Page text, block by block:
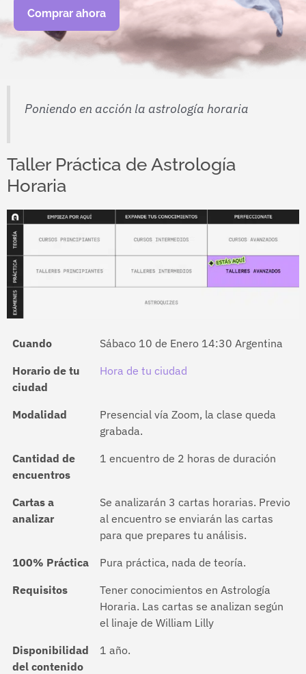
Poniendo en acción la astrología horaria
Taller Práctica de Astrología
Horaria
Cuando
Sábaco 10 de Enero 14:30 Argentina
Horario de tu
ciudad
Hora de tu ciudad
Modalidad
Presencial vía Zoom, la clase queda
grabada.
Cantidad de
encuentros
1 encuentro de 2 horas de duración
Cartas a
analizar
Se analizarán 3 cartas horarias. Previo
al encuentro se enviarán las cartas
para que prepares tu análisis.
100% Práctica
Pura práctica, nada de teoría.
Requisitos
Tener conocimientos en Astrología
Horaria. Las cartas se analizan según
el linaje de William Lilly
Disponibilidad
del contenido
1 año.